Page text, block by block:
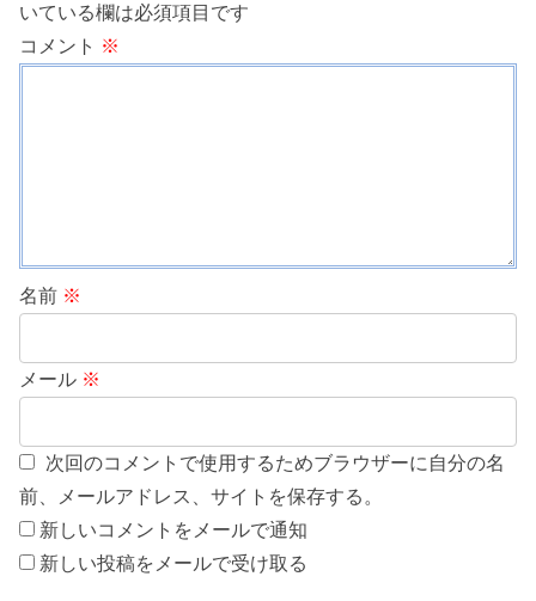
いている欄は必須項目です
コメント ※
名前 ※
メール ※
次回のコメントで使用するためブラウザーに自分の名
前、メールアドレス、サイトを保存する。
新しいコメントをメールで通知
新しい投稿をメールで受け取る